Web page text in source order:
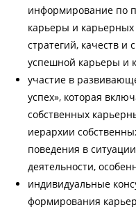
информирование по
карьеры и карьерных
стратегий, качеств и
успешной карьеры и
участие в
успех», которая
собственных
иерархии
поведения в
деятельности,
индивидуальные
формирования